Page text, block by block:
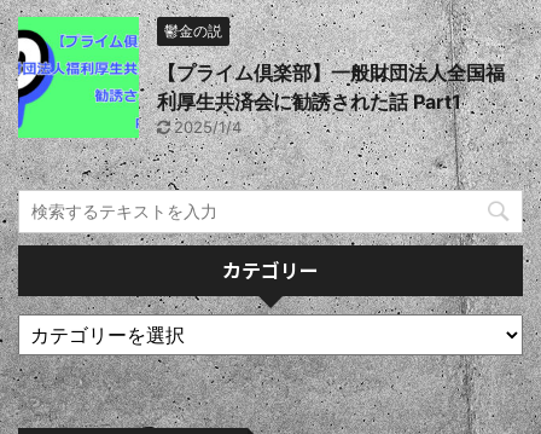
鬱金の説
【プライム倶楽部】一般財団法人全国福
利厚生共済会に勧誘された話 Part1
2025/1/4
カテゴリー